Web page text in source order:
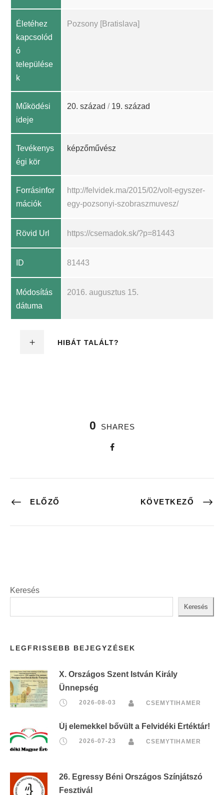
Életéhez
kapcsolód
ó
települése
k
Pozsony [Bratislava]
Működési
ideje
20. század / 19. század
Tevékenys
égi kör
képzőművész
Forrásinfor
mációk
http://felvidek.ma/2015/02/volt-egyszer-
egy-pozsonyi-szobraszmuvesz/
Rövid Url https://csemadok.sk/?p=81443
ID 81443
Módosítás
dátuma
2016. augusztus 15.
HIBÁT TALÁLT?
0 SHARES
ELŐZŐ KÖVETKEZŐ
Keresés
Keresés
LEGFRISSEBB BEJEGYZÉSEK
X. Országos Szent István Király
Ünnepség
2026-08-03 CSEMYTIHAMER
Új elemekkel bővült a Felvidéki Értéktár!
2026-07-23 CSEMYTIHAMER
26. Egressy Béni Országos Színjátszó
Fesztivál